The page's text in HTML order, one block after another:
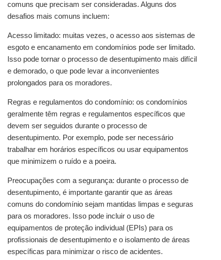
comuns que precisam ser consideradas. Alguns dos
desafios mais comuns incluem:
Acesso limitado: muitas vezes, o acesso aos sistemas de
esgoto e encanamento em condomínios pode ser limitado.
Isso pode tornar o processo de desentupimento mais difícil
e demorado, o que pode levar a inconvenientes
prolongados para os moradores.
Regras e regulamentos do condomínio: os condomínios
geralmente têm regras e regulamentos específicos que
devem ser seguidos durante o processo de
desentupimento. Por exemplo, pode ser necessário
trabalhar em horários específicos ou usar equipamentos
que minimizem o ruído e a poeira.
Preocupações com a segurança: durante o processo de
desentupimento, é importante garantir que as áreas
comuns do condomínio sejam mantidas limpas e seguras
para os moradores. Isso pode incluir o uso de
equipamentos de proteção individual (EPIs) para os
profissionais de desentupimento e o isolamento de áreas
específicas para minimizar o risco de acidentes.